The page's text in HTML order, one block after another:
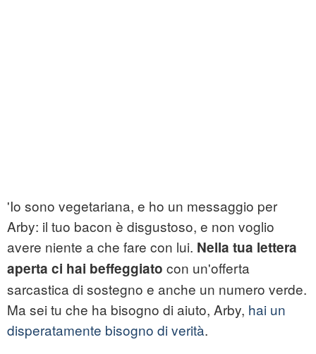
'Io sono vegetariana, e ho un messaggio per
Arby: il tuo bacon è disgustoso, e non voglio
avere niente a che fare con lui. Nella tua lettera
aperta ci hai beffeggiato con un'offerta
sarcastica di sostegno e anche un numero verde.
Ma sei tu che ha bisogno di aiuto, Arby, hai un
disperatamente bisogno di verità.